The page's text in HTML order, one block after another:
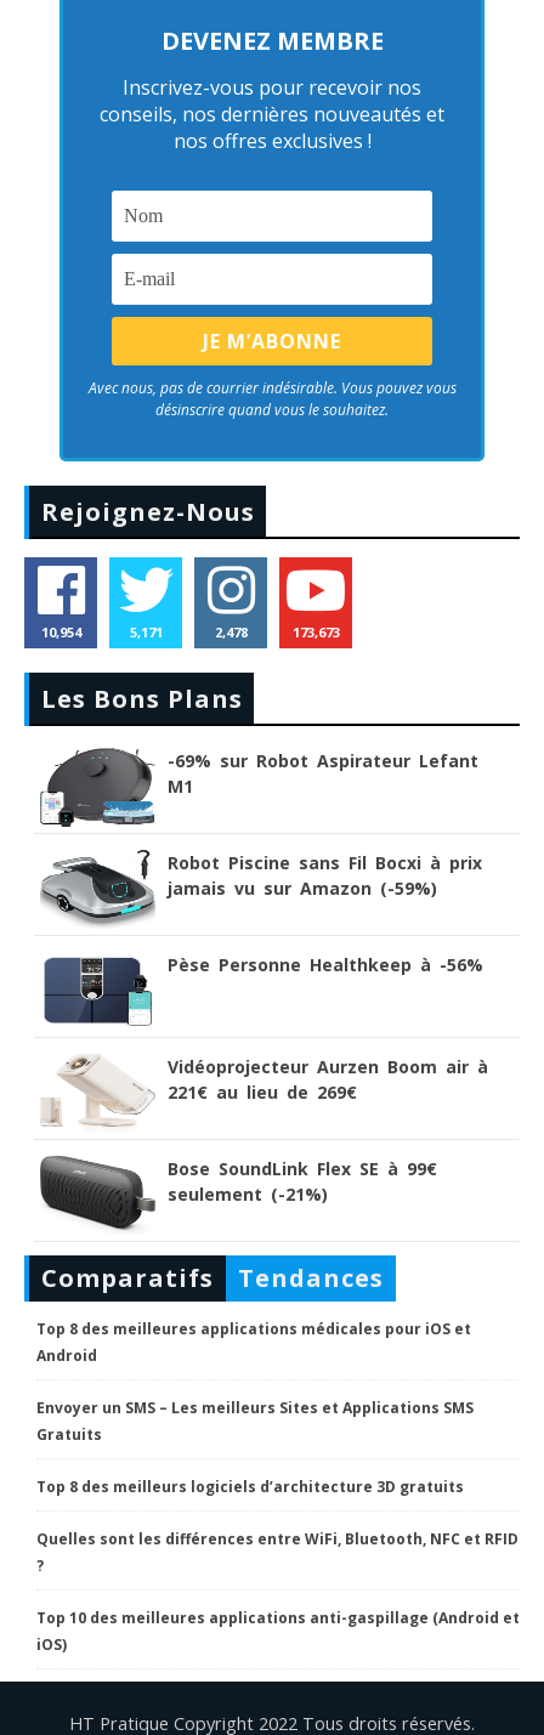
DEVENEZ MEMBRE
Inscrivez-vous pour recevoir nos
conseils, nos dernières nouveautés et
nos offres exclusives !
Avec nous, pas de courrier indésirable. Vous pouvez vous
désinscrire quand vous le souhaitez.
Rejoignez-Nous
10,954 5,171 2,478 173,673
Les Bons Plans
-69% sur Robot Aspirateur Lefant
M1
Robot Piscine sans Fil Bocxi à prix
jamais vu sur Amazon (-59%)
Pèse Personne Healthkeep à -56%
Vidéoprojecteur Aurzen Boom air à
221€ au lieu de 269€
Bose SoundLink Flex SE à 99€
seulement (-21%)
Comparatifs Tendances
Top 8 des meilleures applications médicales pour iOS et
Android
Envoyer un SMS – Les meilleurs Sites et Applications SMS
Gratuits
Top 8 des meilleurs logiciels d’architecture 3D gratuits
Quelles sont les différences entre WiFi, Bluetooth, NFC et RFID
?
Top 10 des meilleures applications anti-gaspillage (Android et
iOS)
HT Pratique Copyright 2022 Tous droits réservés.